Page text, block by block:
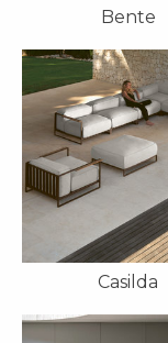
Bente
Casilda